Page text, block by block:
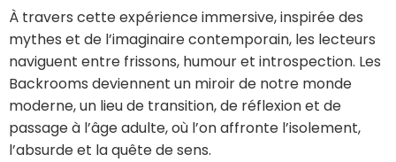
À travers cette expérience immersive, inspirée des
mythes et de l’imaginaire contemporain, les lecteurs
naviguent entre frissons, humour et introspection. Les
Backrooms deviennent un miroir de notre monde
moderne, un lieu de transition, de réflexion et de
passage à l’âge adulte, où l’on affronte l’isolement,
l’absurde et la quête de sens.